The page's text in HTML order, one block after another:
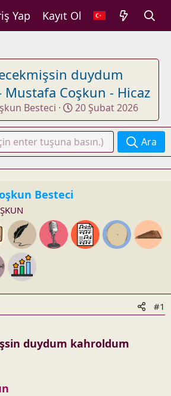
Yap Kayıt Ol
duydum
Coşkun - Hicaz
Besteci
B
a
ş
l
a
n
t
a
i
20 Şubat 2026
Ara
Besteci
#1
duydum kahroldum